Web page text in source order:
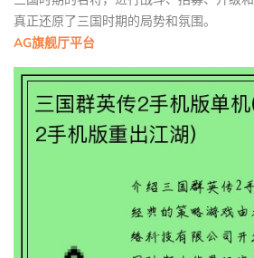
真正还原了三国时期的局势和氛围。
AG旗舰厅平台